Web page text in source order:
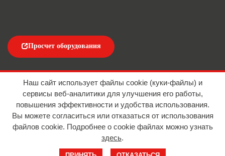
Просчет оборудования
Наш сайт использует файлы cookie (куки-файлы) и
сервисы веб-аналитики для улучшения его работы,
повышения эффективности и удобства использования.
Вы можете согласиться или отказаться от использования
файлов сookie. Подробнее о cookie файлах можно узнать
здесь.